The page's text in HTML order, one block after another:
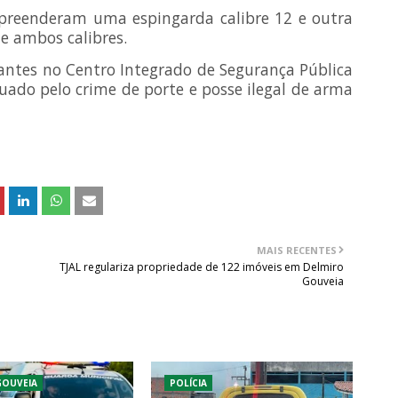
uma espingarda calibre 12 e outra
ambos calibres.
no Centro Integrado de Segurança Pública
pelo crime de porte e posse ilegal de arma
MAIS RECENTES
TJAL regulariza propriedade de 122 imóveis em Delmiro
Gouveia
POLÍCIA